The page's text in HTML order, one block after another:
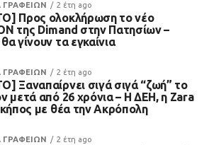
ΓΡΑΦΕΙΩΝ 2 έτη ago
Προς ολοκλήρωση το νέο
της Dimand στην Πατησίων –
γίνουν τα εγκαίνια
ΓΡΑΦΕΙΩΝ 2 έτη ago
Ξαναπαίρνει σιγά σιγά “ζωή” το
μετά από 26 χρόνια – Η ΔΕΗ, η Zara
κήπος με θέα την Ακρόπολη
ΓΡΑΦΕΙΩΝ 2 έτη ago